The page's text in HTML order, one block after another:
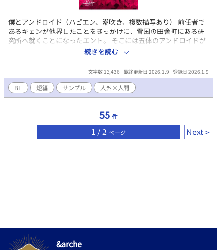
僕とアンドロイド（ハピエン、潮吹き、複数描写あり） 前任者で
あるキェンが他界したことをきっかけに、雪国の田舎町にある研
究所へ就くことになったエント。 そこには五体のアンドロイドが
いた。彼らは研究補助アンドロイドとして前任者に造られたのだ
が、あるバグが発生していて……。 とある研究者の悲劇。（胸
糞、小スカ、嘔吐、妊娠描写あり） 若い研究者であるシクは自社
の研究室で監視されている人型の「怪物」に身を捧げることにな
る。彼と交流を深めているうちに、自身の体に異変を感じ
────？ ◻︎◻︎◻︎ Kindleにて電子書籍で出ている人外×人間の短
もしよろしければお暇つぶし程度に読んでいただけますと幸いで
す。 プロフィールのリンクから、もしくはAmazonで「侵食」で
検索していただけますと幸いです。 表紙は境界さまからお借りし
続きを読む
文字数 12,436 最終更新日 2026.1.9 登録日 2026.1.9
BL 短編 サンプル 人外×人間
55 件
1 / 2 ページ Next
&arche